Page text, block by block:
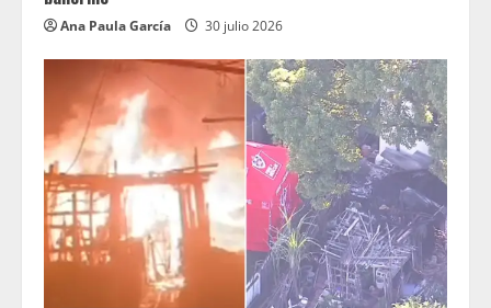
Ana Paula García 30 julio 2026